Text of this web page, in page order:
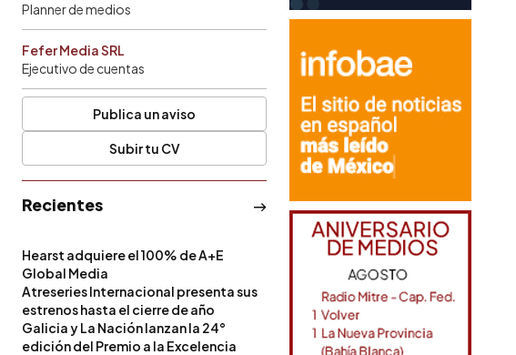
Planner de medios
Fefer Media SRL
Ejecutivo de cuentas
Publica un aviso
Subir tu CV
Recientes
Hearst adquiere el 100% de A+E
Global Media
Atreseries Internacional presenta sus
estrenos hasta el cierre de año
Galicia y La Nación lanzan la 24°
edición del Premio a la Excelencia